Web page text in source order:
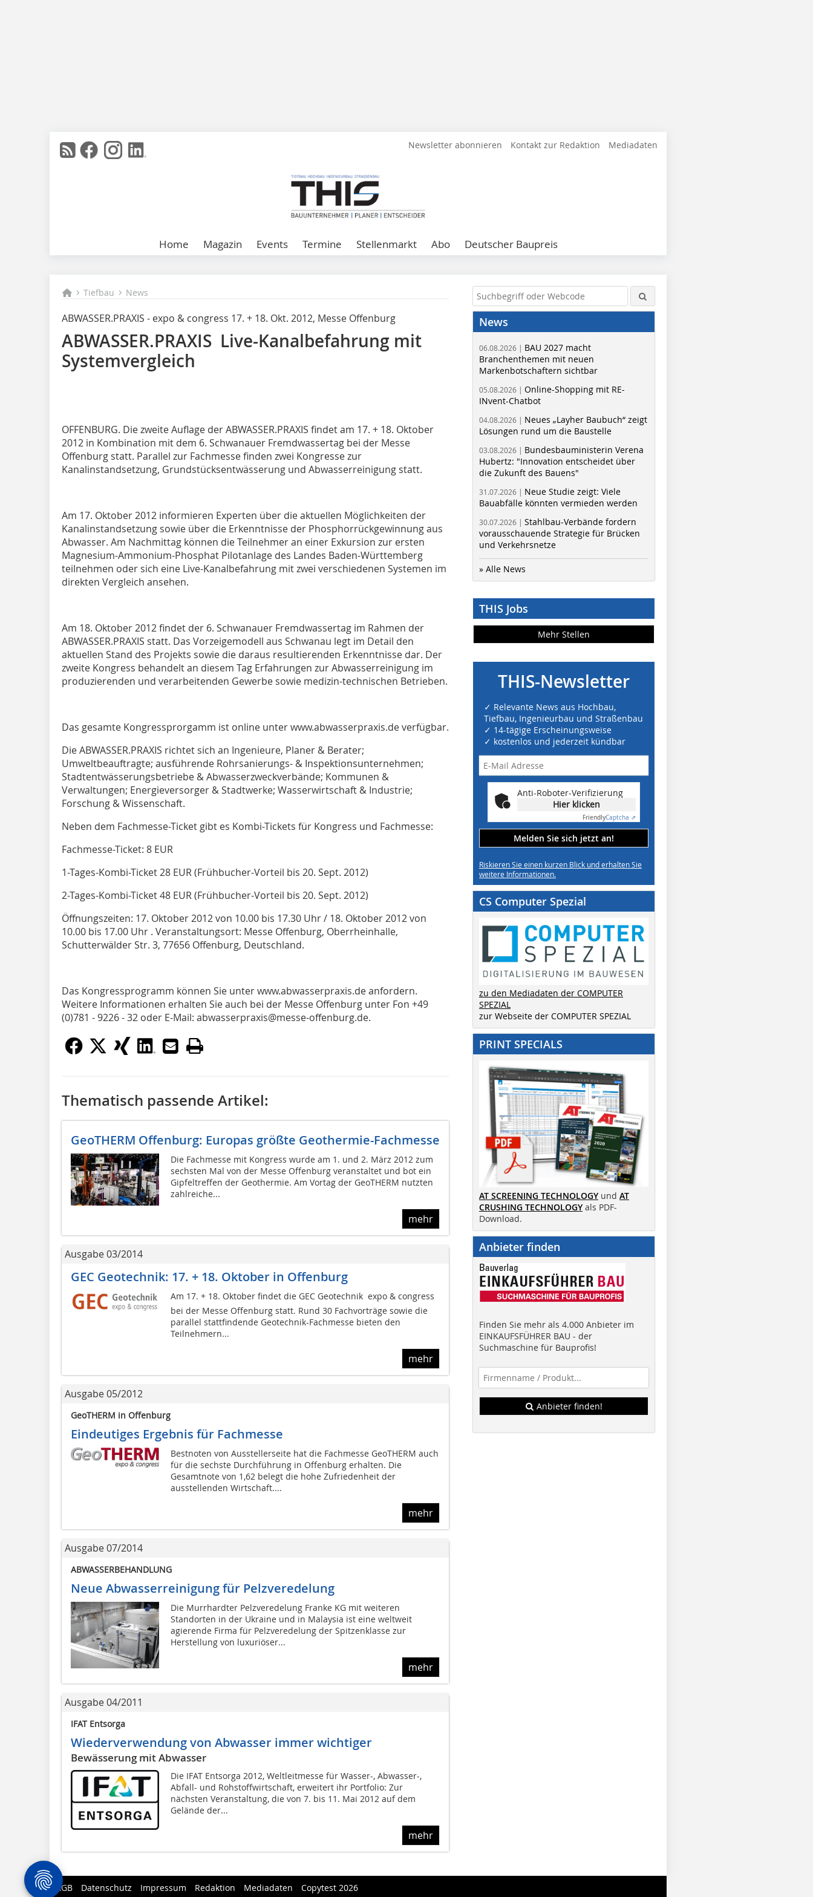
Newsletter abonnieren Kontakt zur Redaktion Mediadaten
Home Magazin Events Termine Stellenmarkt Abo Deutscher Baupreis
Tiefbau News
ABWASSER.PRAXIS - expo & congress 17. + 18. Okt. 2012, Messe Offenburg
ABWASSER.PRAXIS Live-Kanalbefahrung mit
Systemvergleich
OFFENBURG. Die zweite Auflage der ABWASSER.PRAXIS findet am 17. + 18. Oktober
2012 in Kombination mit dem 6. Schwanauer Fremdwassertag bei der Messe
Offenburg statt. Parallel zur Fachmesse finden zwei Kongresse zur
Kanalinstandsetzung, Grundstücksentwässerung und Abwasserreinigung statt.
Am 17. Oktober 2012 informieren Experten über die aktuellen Möglichkeiten der
Kanalinstandsetzung sowie über die Erkenntnisse der Phosphorrückgewinnung aus
Abwasser. Am Nachmittag können die Teilnehmer an einer Exkursion zur ersten
Magnesium-Ammonium-Phosphat Pilotanlage des Landes Baden-Württemberg
teilnehmen oder sich eine Live-Kanalbefahrung mit zwei verschiedenen Systemen im
direkten Vergleich ansehen.
Am 18. Oktober 2012 findet der 6. Schwanauer Fremdwassertag im Rahmen der
ABWASSER.PRAXIS statt. Das Vorzeigemodell aus Schwanau legt im Detail den
aktuellen Stand des Projekts sowie die daraus resultierenden Erkenntnisse dar. Der
zweite Kongress behandelt an diesem Tag Erfahrungen zur Abwasserreinigung im
produzierenden und verarbeitenden Gewerbe sowie medizin-technischen Betrieben.
Das gesamte Kongressprorgamm ist online unter www.abwasserpraxis.de verfügbar.
Die ABWASSER.PRAXIS richtet sich an Ingenieure, Planer & Berater;
Umweltbeauftragte; ausführende Rohrsanierungs- & Inspektionsunternehmen;
Stadtentwässerungsbetriebe & Abwasserzweckverbände; Kommunen &
Verwaltungen; Energieversorger & Stadtwerke; Wasserwirtschaft & Industrie;
Forschung & Wissenschaft.
Neben dem Fachmesse-Ticket gibt es Kombi-Tickets für Kongress und Fachmesse:
Fachmesse-Ticket: 8 EUR
1-Tages-Kombi-Ticket 28 EUR (Frühbucher-Vorteil bis 20. Sept. 2012)
2-Tages-Kombi-Ticket 48 EUR (Frühbucher-Vorteil bis 20. Sept. 2012)
Öffnungszeiten: 17. Oktober 2012 von 10.00 bis 17.30 Uhr / 18. Oktober 2012 von
10.00 bis 17.00 Uhr . Veranstaltungsort: Messe Offenburg, Oberrheinhalle,
Schutterwälder Str. 3, 77656 Offenburg, Deutschland.
Das Kongressprogramm können Sie unter www.abwasserpraxis.de anfordern.
Weitere Informationen erhalten Sie auch bei der Messe Offenburg unter Fon +49
(0)781 - 9226 - 32 oder E-Mail: abwasserpraxis@messe-offenburg.de.
Thematisch passende Artikel:
GeoTHERM Offenburg: Europas größte Geothermie-Fachmesse
Die Fachmesse mit Kongress wurde am 1. und 2. März 2012 zum
sechsten Mal von der Messe Offenburg veranstaltet und bot ein
Gipfeltreffen der Geothermie. Am Vortag der GeoTHERM nutzten
zahlreiche...
mehr
Ausgabe 03/2014
GEC Geotechnik: 17. + 18. Oktober in Offenburg
Am 17. + 18. Oktober findet die GEC Geotechnik  expo & congress
bei der Messe Offenburg statt. Rund 30 Fachvorträge sowie die
parallel stattfindende Geotechnik-Fachmesse bieten den
Teilnehmern...
mehr
Ausgabe 05/2012
GeoTHERM in Offenburg
Eindeutiges Ergebnis für Fachmesse
Bestnoten von Ausstellerseite hat die Fachmesse GeoTHERM auch
für die sechste Durchführung in Offenburg erhalten. Die
Gesamtnote von 1,62 belegt die hohe Zufriedenheit der
ausstellenden Wirtschaft....
mehr
Ausgabe 07/2014
ABWASSERBEHANDLUNG
Neue Abwasserreinigung für Pelzveredelung
Die Murrhardter Pelzveredelung Franke KG mit weiteren
Standorten in der Ukraine und in Malaysia ist eine weltweit
agierende Firma für Pelzveredelung der Spitzenklasse zur
Herstellung von luxuriöser...
mehr
Ausgabe 04/2011
IFAT Entsorga
Wiederverwendung von Abwasser immer wichtiger
Bewässerung mit Abwasser
Die IFAT Entsorga 2012, Weltleitmesse für Wasser-, Abwasser-,
Abfall- und Rohstoffwirtschaft, erweitert ihr Portfolio: Zur
nächsten Veranstaltung, die von 7. bis 11. Mai 2012 auf dem
Gelände der...
mehr
News
06.08.2026 | BAU 2027 macht
Branchenthemen mit neuen
Markenbotschaftern sichtbar
05.08.2026 | Online-Shopping mit RE-
INvent-Chatbot
04.08.2026 | Neues „Layher Baubuch“ zeigt
Lösungen rund um die Baustelle
03.08.2026 | Bundesbauministerin Verena
Hubertz: "Innovation entscheidet über
die Zukunft des Bauens"
31.07.2026 | Neue Studie zeigt: Viele
Bauabfälle könnten vermieden werden
30.07.2026 | Stahlbau-Verbände fordern
vorausschauende Strategie für Brücken
und Verkehrsnetze
» Alle News
THIS Jobs
Mehr Stellen
THIS-Newsletter
✓ Relevante News aus Hochbau,
Tiefbau, Ingenieurbau und Straßenbau
✓ 14-tägige Erscheinungsweise
✓ kostenlos und jederzeit kündbar
Anti-Roboter-Verifizierung
Hier klicken
FriendlyCaptcha ⇗
Melden Sie sich jetzt an!
Riskieren Sie einen kurzen Blick und erhalten Sie
weitere Informationen.
CS Computer Spezial
zu den Mediadaten der COMPUTER
SPEZIAL
zur Webseite der COMPUTER SPEZIAL
PRINT SPECIALS
AT SCREENING TECHNOLOGY und AT
CRUSHING TECHNOLOGY als PDF-
Download.
Anbieter finden
Finden Sie mehr als 4.000 Anbieter im
EINKAUFSFÜHRER BAU - der
Suchmaschine für Bauprofis!
Anbieter finden!
AGB Datenschutz Impressum Redaktion Mediadaten Copytest 2026